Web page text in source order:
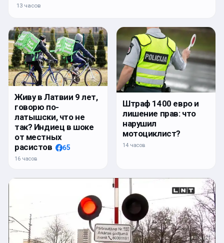
13 часов
Живу в Латвии 9 лет,
говорю по-
латышски, что не
так? Индиец в шоке
от местных
расистов
65
16 часов
Штраф 1400 евро и
лишение прав: что
нарушил
мотоциклист?
14 часов